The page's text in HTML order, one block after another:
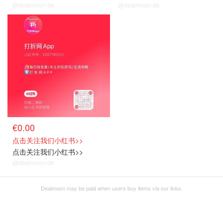
@dealmoon.de @dealmoon.de
关注我们~
€0.00
点击关注我们小红书>>
点击关注我们小红书>>
@dealmoon.de
Dealmoon may be paid when users buy items via our links.